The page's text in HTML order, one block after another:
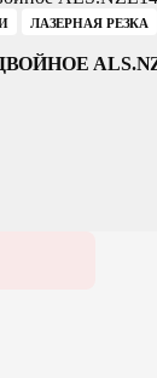
ЛАЗЕРНАЯ РЕЗКА